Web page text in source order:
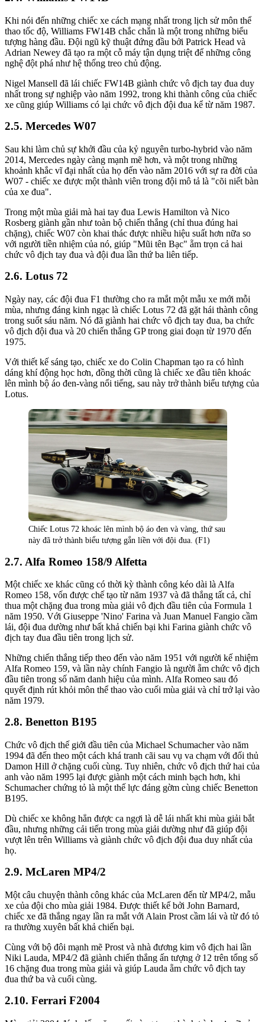
Khi nói đến những chiếc xe cách mạng nhất trong lịch sử môn thể
thao tốc độ, Williams FW14B chắc chắn là một trong những biểu
tượng hàng đầu. Đội ngũ kỹ thuật đứng đầu bởi Patrick Head và
Adrian Newey đã tạo ra một cỗ máy tận dụng triệt để những công
nghệ đột phá như hệ thống treo chủ động.
Nigel Mansell đã lái chiếc FW14B giành chức vô địch tay đua duy
nhất trong sự nghiệp vào năm 1992, trong khi thành công của chiếc
xe cũng giúp Williams có lại chức vô địch đội đua kể từ năm 1987.
Mercedes W07
Sau khi làm chủ sự khởi đầu của kỷ nguyên turbo-hybrid vào năm
2014, Mercedes ngày càng mạnh mẽ hơn, và một trong những
khoảnh khắc vĩ đại nhất của họ đến vào năm 2016 với sự ra đời của
W07 - chiếc xe được một thành viên trong đội mô tả là "cõi niết bàn
của xe đua".
Trong một mùa giải mà hai tay đua Lewis Hamilton và Nico
Rosberg giành gần như toàn bộ chiến thắng (chỉ thua đúng hai
chặng), chiếc W07 còn khai thác được nhiều hiệu suất hơn nữa so
với người tiền nhiệm của nó, giúp "Mũi tên Bạc" ẵm trọn cả hai
chức vô địch tay đua và đội đua lần thứ ba liên tiếp.
Lotus 72
Ngày nay, các đội đua F1 thường cho ra mắt một mẫu xe mới mỗi
mùa, nhưng đáng kinh ngạc là chiếc Lotus 72 đã gặt hái thành công
trong suốt sáu năm. Nó đã giành hai chức vô địch tay đua, ba chức
vô địch đội đua và 20 chiến thắng GP trong giai đoạn từ 1970 đến
1975.
Với thiết kế sáng tạo, chiếc xe do Colin Chapman tạo ra có hình
dáng khí động học hơn, đồng thời cũng là chiếc xe đầu tiên khoác
lên mình bộ áo đen-vàng nổi tiếng, sau này trở thành biểu tượng của
Lotus.
Chiếc Lotus 72 khoác lên mình bộ áo đen và vàng, thứ sau
này đã trở thành biểu tượng gắn liền với đội đua. (F1)
Alfa Romeo 158/9 Alfetta
Một chiếc xe khác cũng có thời kỳ thành công kéo dài là Alfa
Romeo 158, vốn được chế tạo từ năm 1937 và đã thắng tất cả, chỉ
thua một chặng đua trong mùa giải vô địch đầu tiên của Formula 1
năm 1950. Với Giuseppe 'Nino' Farina và Juan Manuel Fangio cầm
lái, đội đua dường như bất khả chiến bại khi Farina giành chức vô
địch tay đua đầu tiên trong lịch sử.
Những chiến thắng tiếp theo đến vào năm 1951 với người kế nhiệm
Alfa Romeo 159, và lần này chính Fangio là người ẵm chức vô địch
đầu tiên trong số năm danh hiệu của mình. Alfa Romeo sau đó
quyết định rút khỏi môn thể thao vào cuối mùa giải và chỉ trở lại vào
năm 1979.
Benetton B195
Chức vô địch thế giới đầu tiên của Michael Schumacher vào năm
1994 đã đến theo một cách khá tranh cãi sau vụ va chạm với đối thủ
Damon Hill ở chặng cuối cùng. Tuy nhiên, chức vô địch thứ hai của
anh vào năm 1995 lại được giành một cách minh bạch hơn, khi
Schumacher chứng tỏ là một thế lực đáng gờm cùng chiếc Benetton
B195.
Dù chiếc xe không hẳn được ca ngợi là dễ lái nhất khi mùa giải bắt
đầu, nhưng những cải tiến trong mùa giải dường như đã giúp đội
vượt lên trên Williams và giành chức vô địch đội đua duy nhất của
họ.
McLaren MP4/2
Một câu chuyện thành công khác của McLaren đến từ MP4/2, mẫu
xe của đội cho mùa giải 1984. Được thiết kế bởi John Barnard,
chiếc xe đã thắng ngay lần ra mắt với Alain Prost cầm lái và từ đó tỏ
ra thường xuyên bất khả chiến bại.
Cùng với bộ đôi mạnh mẽ Prost và nhà đương kim vô địch hai lần
Niki Lauda, MP4/2 đã giành chiến thắng ấn tượng ở 12 trên tổng số
16 chặng đua trong mùa giải và giúp Lauda ẵm chức vô địch tay
đua thứ ba và cuối cùng.
Ferrari F2004